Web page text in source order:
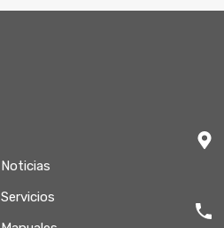
Noticias
Servicios